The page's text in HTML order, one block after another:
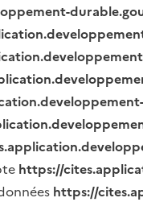
https://
https://